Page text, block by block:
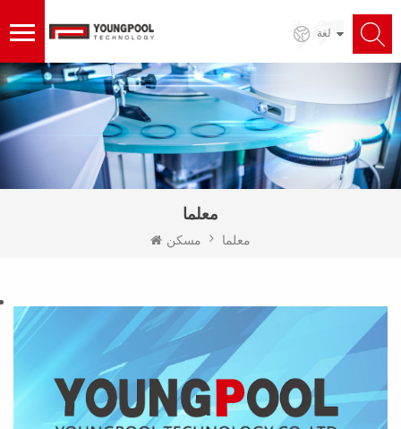
لغة
معلما
مسكن معلما